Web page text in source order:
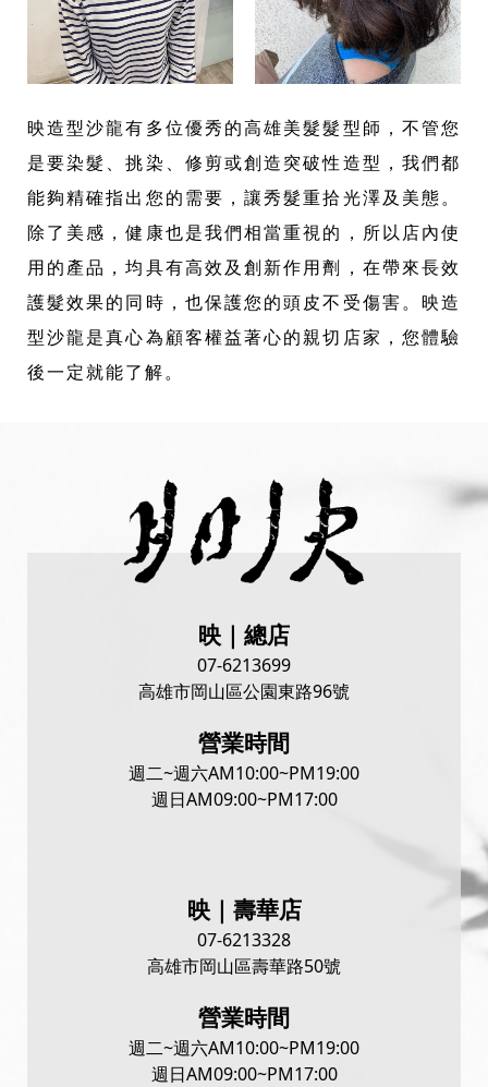
映造型沙龍有多位優秀的高雄美髮髮型師，不管您
是要染髮、挑染、修剪或創造突破性造型，我們都
能夠精確指出您的需要，讓秀髮重拾光澤及美態。
除了美感，健康也是我們相當重視的，所以店內使
用的產品，均具有高效及創新作用劑，在帶來長效
護髮效果的同時，也保護您的頭皮不受傷害。映造
型沙龍是真心為顧客權益著心的親切店家，您體驗
後一定就能了解。
映｜總店
07-6213699
高雄市岡山區公園東路96號
營業時間
週二~週六AM10:00~PM19:00
週日AM09:00~PM17:00
映｜壽華店
07-6213328
高雄市岡山區壽華路50號
營業時間
週二~週六AM10:00~PM19:00
週日AM09:00~PM17:00